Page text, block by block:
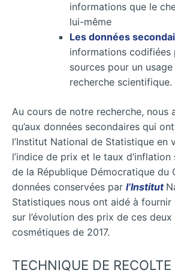
informations que le
lui-même
Les données
informations codifiées
sources pour un
recherche scientifique.
Au cours de notre recherche, nous
qu’aux données secondaires qui
l’Institut National de Statistique en
l’indice de prix et le taux
de la République Démocratique du
données conservées par l’Institut
Statistiques nous ont aidé à
sur l’évolution des prix de ces
cosmétiques de 2017.
TECHNIQUE DE RECOLTE